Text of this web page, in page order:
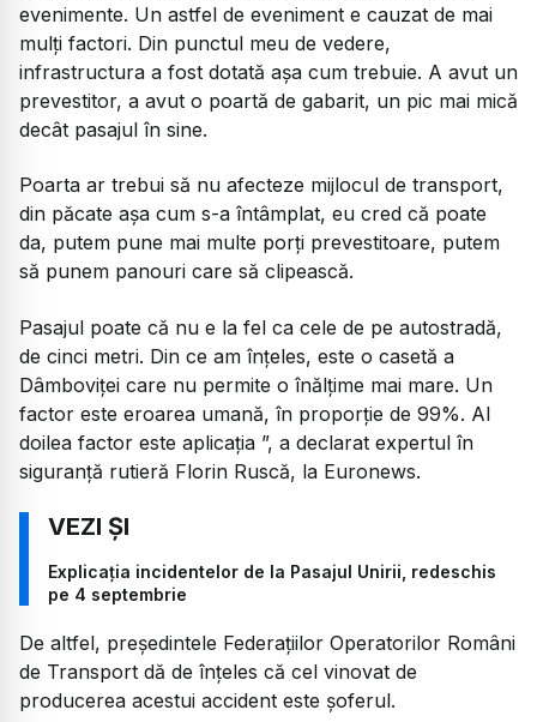
evenimente. Un astfel de eveniment e cauzat de mai
mulți factori. Din punctul meu de vedere,
infrastructura a fost dotată așa cum trebuie. A avut un
prevestitor, a avut o poartă de gabarit, un pic mai mică
decât pasajul în sine.
Poarta ar trebui să nu afecteze mijlocul de transport,
din păcate așa cum s-a întâmplat, eu cred că poate
da, putem pune mai multe porți prevestitoare, putem
să punem panouri care să clipească.
Pasajul poate că nu e la fel ca cele de pe autostradă,
de cinci metri. Din ce am înțeles, este o casetă a
Dâmboviței care nu permite o înălțime mai mare. Un
factor este eroarea umană, în proporție de 99%. Al
doilea factor este aplicația ”, a declarat expertul în
siguranță rutieră Florin Ruscă, la Euronews.
Explicația incidentelor de la Pasajul Unirii, redeschis
pe 4 septembrie
De altfel, președintele Federațiilor Operatorilor Români
de Transport dă de înțeles că cel vinovat de
producerea acestui accident este șoferul.